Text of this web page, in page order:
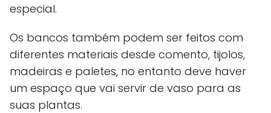
especial.
Os bancos também podem ser feitos com
diferentes materiais desde comento, tijolos,
madeiras e paletes, no entanto deve haver
um espaço que vai servir de vaso para as
suas plantas.